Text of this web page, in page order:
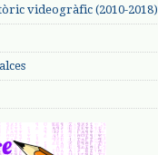
videogràfic (2010-2018)